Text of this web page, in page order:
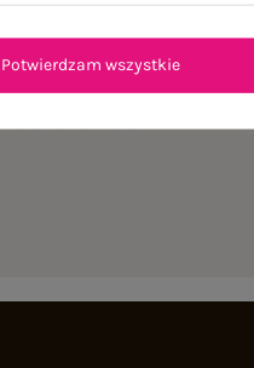
Potwierdzam wszystkie